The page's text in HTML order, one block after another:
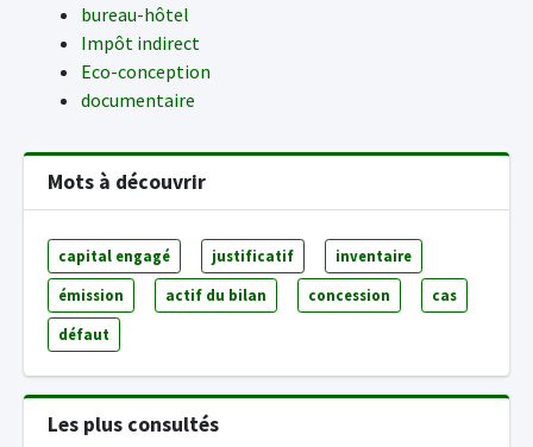
bureau-hôtel
Impôt indirect
Eco-conception
documentaire
Mots à découvrir
capital engagé justificatif inventaire
émission actif du bilan concession cas
défaut
Les plus consultés